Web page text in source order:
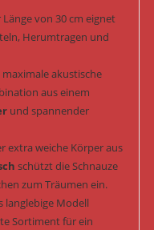
von 30 cm eignet
Herumtragen und
maximale akustische
aus einem
und spannender
extra weiche Körper aus
schützt die Schnauze
zum Träumen ein.
langlebige Modell
Sortiment für ein